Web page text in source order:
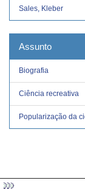
Sales, Kleber
Assunto
Biografia
Ciência recreativa
Popularização da